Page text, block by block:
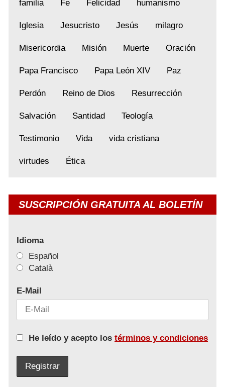
familia Fe Felicidad humanismo
Iglesia Jesucristo Jesús milagro
Misericordia Misión Muerte Oración
Papa Francisco Papa León XIV Paz
Perdón Reino de Dios Resurrección
Salvación Santidad Teología
Testimonio Vida vida cristiana
virtudes Ética
SUSCRIPCIÓN GRATUITA AL BOLETÍN
Idioma
Español
Català
E-Mail
He leído y acepto los términos y condiciones